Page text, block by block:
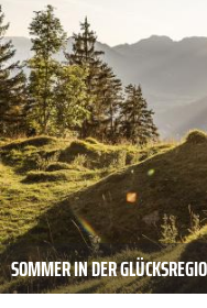
SOMMER IN DER